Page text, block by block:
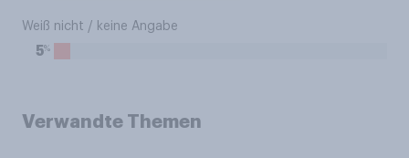
Weiß nicht / keine Angabe
5%
Verwandte Themen